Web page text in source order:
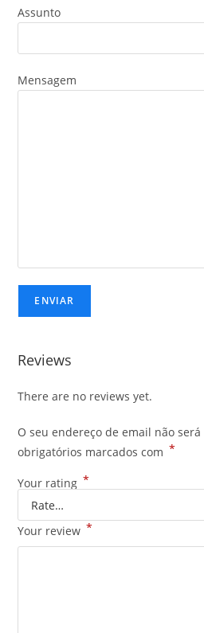
Assunto
Mensagem
Reviews
There are no reviews yet.
O seu endereço de email não
obrigatórios marcados com *
Your rating *
Your review *